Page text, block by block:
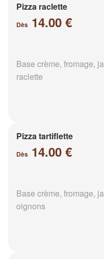
Pizza raclette
Dès 14.00 €
Base crème, fromage,
raclette
Pizza tartiflette
Dès 14.00 €
Base crème, fromage,
oignons